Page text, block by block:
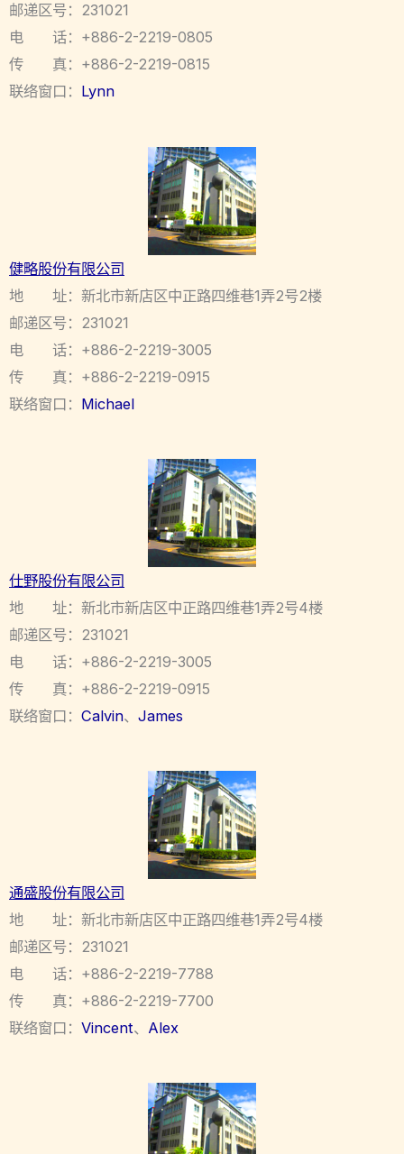
邮递区号：231021
电 话：+886-2-2219-0805
传 真：+886-2-2219-0815
联络窗口： Lynn
健略股份有限公司
地 址：新北市新店区中正路四维巷1弄2号2楼
邮递区号：231021
电 话：+886-2-2219-3005
传 真：+886-2-2219-0915
联络窗口： Michael
仕野股份有限公司
地 址：新北市新店区中正路四维巷1弄2号4楼
邮递区号：231021
电 话：+886-2-2219-3005
传 真：+886-2-2219-0915
联络窗口： Calvin、 James
通盛股份有限公司
地 址：新北市新店区中正路四维巷1弄2号4楼
邮递区号：231021
电 话：+886-2-2219-7788
传 真：+886-2-2219-7700
联络窗口： Vincent、 Alex